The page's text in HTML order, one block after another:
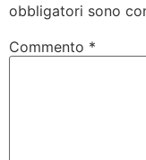
obbligatori sono
Commento *